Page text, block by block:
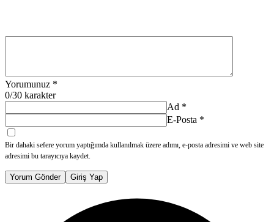
Yorumunuz *
0/30 karakter
Ad *
E-Posta *
Bir dahaki sefere yorum yaptığımda kullanılmak üzere adımı, e-posta adresimi ve web site
adresimi bu tarayıcıya kaydet.
Yorum Gönder Giriş Yap